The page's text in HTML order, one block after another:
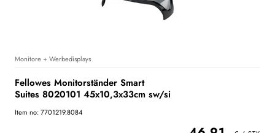
Monitore + Werbedisplays
Fellowes Monitorständer Smart
Suites 8020101 45x10,3x33cm sw/si
Item no: 7701219.8084